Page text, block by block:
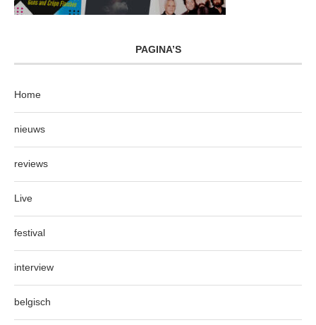
PAGINA’S
Home
nieuws
reviews
Live
festival
interview
belgisch